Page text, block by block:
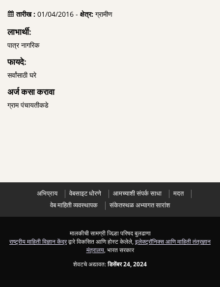
तारीख : 01/04/2016 - क्षेत्र: ग्रामीण
लाभार्थी:
पात्र नागरिक
फायदे:
सर्वांसाठी घरे
अर्ज कसा करावा
ग्राम पंचायतीकडे
अभिप्राय वेबसाइट धोरणे आमच्याशी संपर्क साधा
मदत
वेब माहिती व्यवस्थापक
संकेतस्थळ अभ्यागत सारांश
मालकीची सामग्री जिल्हा परिषद बुलढाणा
राष्ट्रीय माहिती विज्ञान केंद्रद्वारे विकसित आणि होस्ट केलेले, इलेक्ट्रॉनिक्स आणि माहिती तंत्रज्ञान
मंत्रालय, भारत सरकार
शेवटचे अद्यावत:डिसेंबर 24, 2024